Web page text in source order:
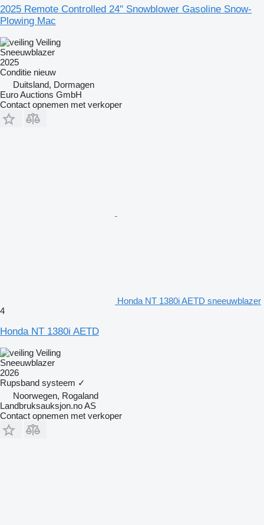
2025 Remote Controlled 24'' Snowblower Gasoline Snow-
Plowing Mac
Veiling
Sneeuwblazer
2025
Conditie nieuw
Duitsland, Dormagen
Euro Auctions GmbH
Contact opnemen met verkoper
Honda NT 1380i AETD sneeuwblazer
4
Honda NT 1380i AETD
Veiling
Sneeuwblazer
2026
Rupsband systeem ✓
Noorwegen, Rogaland
Landbruksauksjon.no AS
Contact opnemen met verkoper